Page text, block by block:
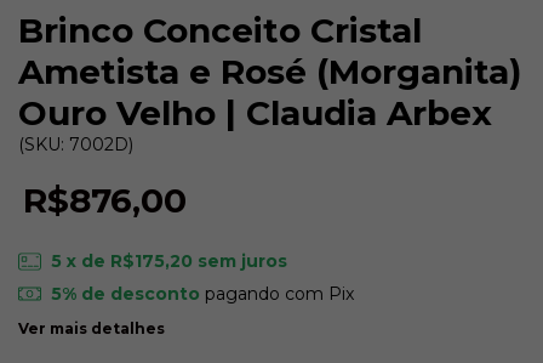
Brinco Conceito Cristal
Ametista e Rosé (Morganita)
Ouro Velho | Claudia Arbex
(SKU: 7002D)
R$876,00
5 x de R$175,20 sem juros
5% de desconto pagando com Pix
Ver mais detalhes